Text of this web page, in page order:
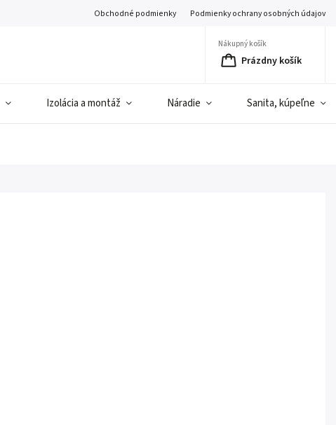
Obchodné podmienky Podmienky ochrany osobných údajov
Nákupný košík
Prázdny košík
Izolácia a montáž Náradie Sanita, kúpeľne